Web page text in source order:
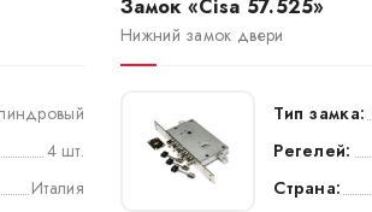
4 шт.
Италия
Замок «Cisa 57.525»
Нижний замок двери
Тип замка:
Регелей:
Страна: